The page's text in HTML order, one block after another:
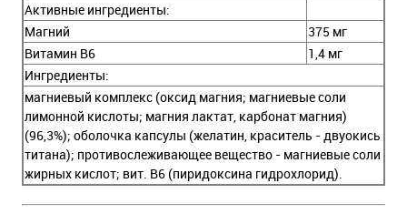
Активные ингредиенты:
Магний
375 мг
Витамин В6
1,4 мг
Ингредиенты:
магниевый комплекс (оксид магния; магниевые соли
лимонной кислоты; магния лактат, карбонат магния)
(96,3%); оболочка капсулы (желатин, краситель - двуокись
титана); противослеживающее вещество - магниевые соли
жирных кислот; вит. В6 (пиридоксина гидрохлорид).